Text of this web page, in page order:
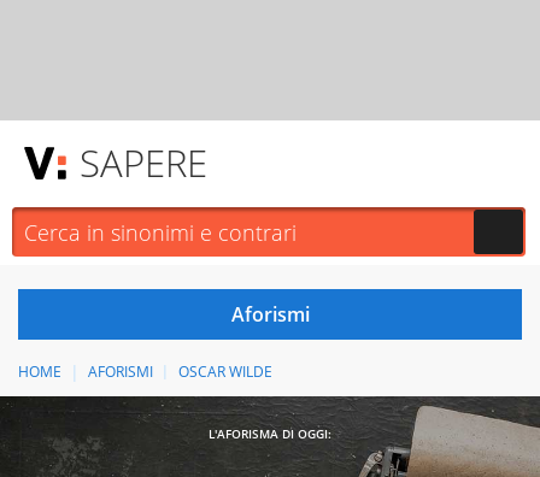
SAPERE
HOME AFORISMI OSCAR WILDE
L'AFORISMA DI OGGI: